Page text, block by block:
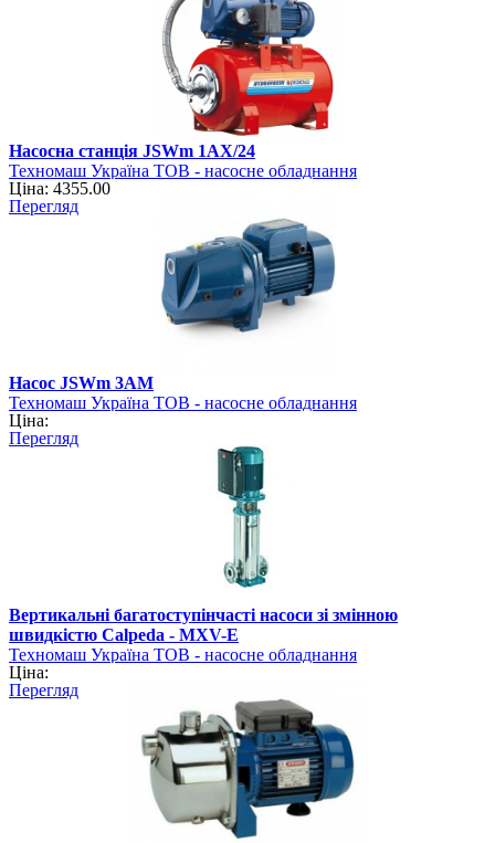
Насосна станція JSWm 1AХ/24
Техномаш Україна ТОВ - насосне обладнання
Ціна: 4355.00
Перегляд
Насос JSWm 3АМ
Техномаш Україна ТОВ - насосне обладнання
Ціна:
Перегляд
Вертикальні багатоступінчасті насоси зі змінною
швидкістю Calpeda - MXV-E
Техномаш Україна ТОВ - насосне обладнання
Ціна:
Перегляд